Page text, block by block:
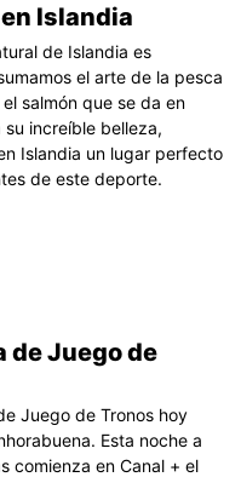
Islandia
de Islandia es
el arte de la pesca
salmón que se da en
su increíble belleza,
Islandia un lugar perfecto
de este deporte.
de Juego de
Juego de Tronos hoy
Esta noche a
comienza en Canal + el